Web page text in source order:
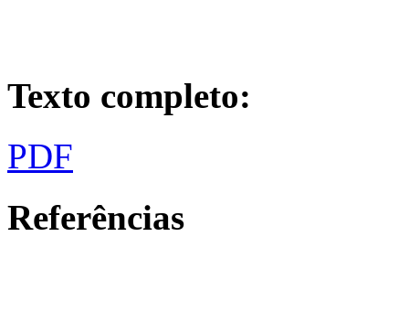
Texto completo:
PDF
Referências